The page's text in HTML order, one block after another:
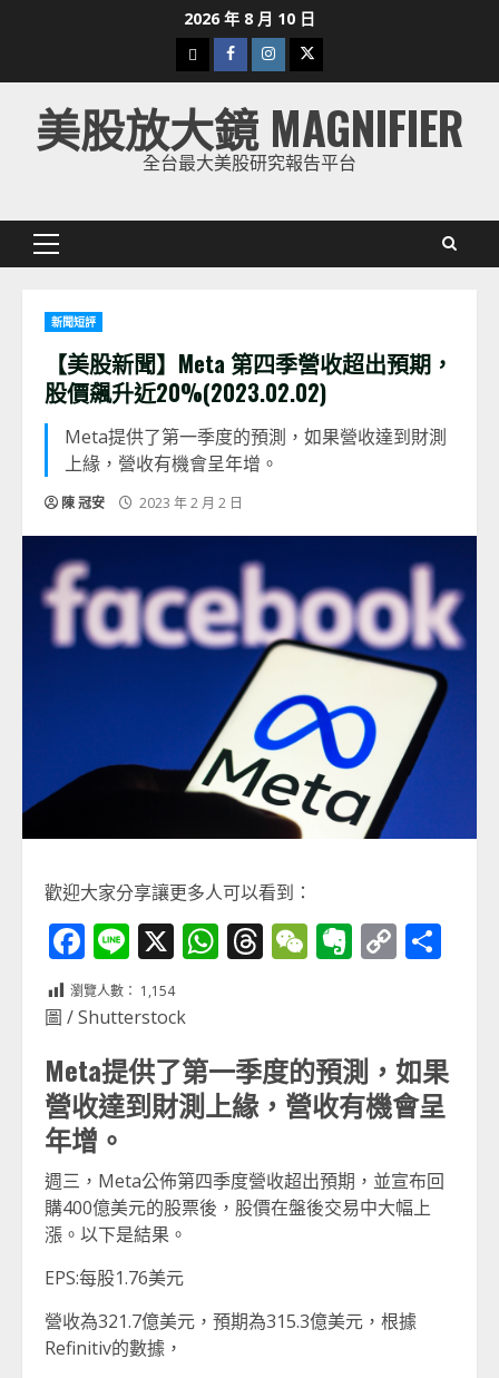
2026 年 8 月 10 日
下
載
美
股
Facebook
Instagram
Twitter
美股放大鏡 MAGNIFIER
全台最大美股研究報告平台
Primary
新聞短評
【美股新聞】Meta 第四季營收超出預期，
股價飆升近20%(2023.02.02)
Meta提供了第一季度的預測，如果營收達到財測
上緣，營收有機會呈年增。
陳 冠安 2023 年 2 月 2 日
歡迎大家分享讓更多人可以看到：
Facebook
Line
X WhatsApp
Threads
WeChat
Evernote
Copy
瀏覽人數： 1,154
圖 / Shutterstock
Meta提供了第一季度的預測，如果
營收達到財測上緣，營收有機會呈
年增。
週三，Meta公佈第四季度營收超出預期，並宣布回
購400億美元的股票後，股價在盤後交易中大幅上
漲。以下是結果。
EPS:每股1.76美元
營收為321.7億美元，預期為315.3億美元，根據
Refinitiv的數據，